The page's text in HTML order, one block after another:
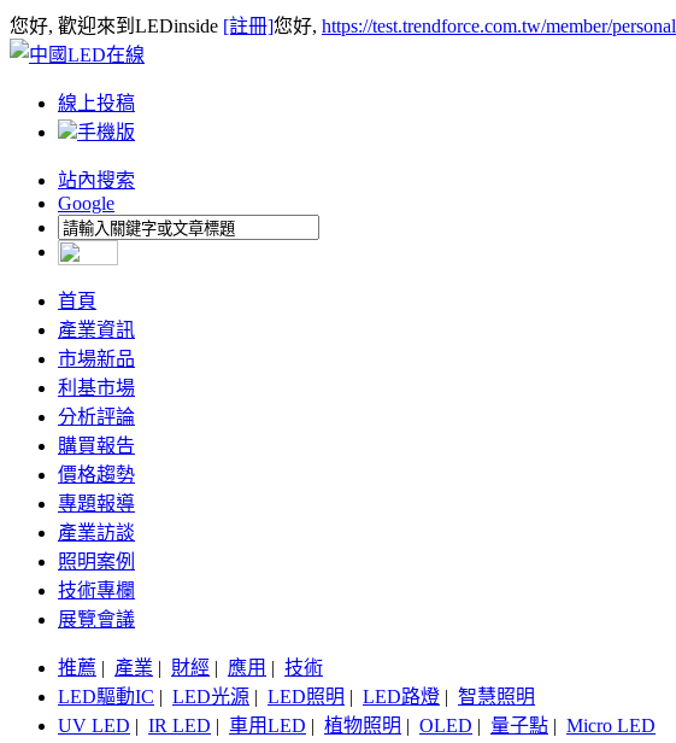
您好, 歡迎來到LEDinside [註冊]您好, https://test.trendforce.com.tw/member/personal
線上投稿
手機版
站內搜索
Google
首頁
產業資訊
市場新品
利基市場
分析評論
購買報告
價格趨勢
專題報導
產業訪談
照明案例
技術專欄
展覽會議
推薦 | 產業 | 財經 | 應用 | 技術
LED驅動IC | LED光源 | LED照明 | LED路燈 | 智慧照明
UV LED | IR LED | 車用LED | 植物照明 | OLED | 量子點 | Micro LED